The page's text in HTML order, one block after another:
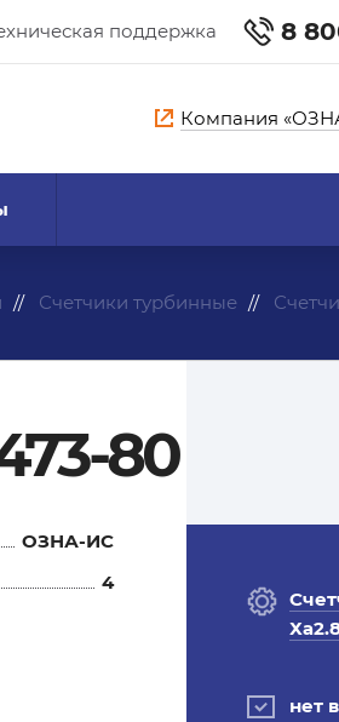
поддержка 8
Компания
Счетчики турбинные
80
ОЗНА-ИС
4
нет